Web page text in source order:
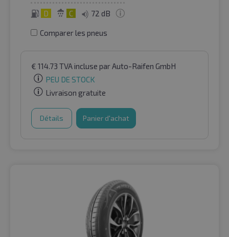
D C 72 dB
Comparer les pneus
€ 114.73 TVA incluse par Auto-Raifen GmbH
PEU DE STOCK
Livraison gratuite
Détails Panier d'achat